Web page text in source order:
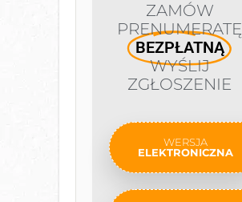
ZAMÓW
PRENUMERATĘ
BEZPŁATNĄ
WYŚLIJ
ZGŁOSZENIE
WERSJA
ELEKTRONICZNA